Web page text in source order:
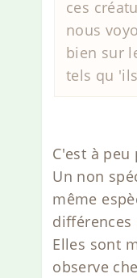
ces
nous
bien sur
tels qu
C'est à peu
Un non
même
différences
Elles sont
observe